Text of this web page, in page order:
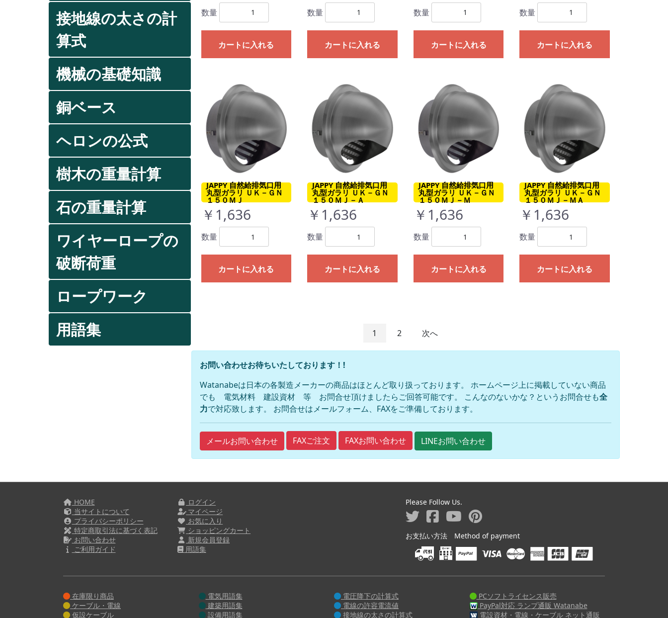
接地線の太さの計
算式
機械の基礎知識
銅ベース
ヘロンの公式
樹木の重量計算
石の重量計算
ワイヤーロープの
破断荷重
ロープワーク
用語集
数量
カートに入れる
数量
カートに入れる
数量
カートに入れる
数量
カートに入れる
JAPPY 自然給排気口用
丸型ガラリ ＵＫ－ＧＮ
１５０ＭＪ
￥1,636
数量
カートに入れる
JAPPY 自然給排気口用
丸型ガラリ ＵＫ－ＧＮ
１５０ＭＪ－Ａ
￥1,636
数量
カートに入れる
JAPPY 自然給排気口用
丸型ガラリ ＵＫ－ＧＮ
１５０ＭＪ－Ｍ
￥1,636
数量
カートに入れる
JAPPY 自然給排気口用
丸型ガラリ ＵＫ－ＧＮ
１５０ＭＪ－ＭＡ
￥1,636
数量
カートに入れる
1 2 次へ
お問い合わせお待ちいたしております！!
Watanabeは日本の各製造メーカーの商品はほとんど取り扱っております。 ホームページ上に掲載していない商品
でも 電気材料 建設資材 等 お問合せ頂けましたらご回答可能です。 こんなのないかな？というお問合せも全
力で対応致します。 お問合せはメールフォーム、FAXをご準備しております。
メールお問い合わせ FAXご注文 FAXお問い合わせ LINEお問い合わせ
HOME
当サイトについて
プライバシーポリシー
特定商取引法に基づく表記
お問い合わせ
ご利用ガイド
ログイン
マイページ
お気に入り
ショッピングカート
新規会員登録
用語集
Please Follow Us.
お支払い方法 Method of payment
在庫限り商品
ケーブル・電線
仮設ケーブル
電気用語集
建築用語集
設備用語集
電圧降下の計算式
電線の許容電流値
接地線の太さの計算式
PCソフトライセンス販売
PayPal対応 ランプ通販 Watanabe
電設資材・電線・ケーブル ネット通販